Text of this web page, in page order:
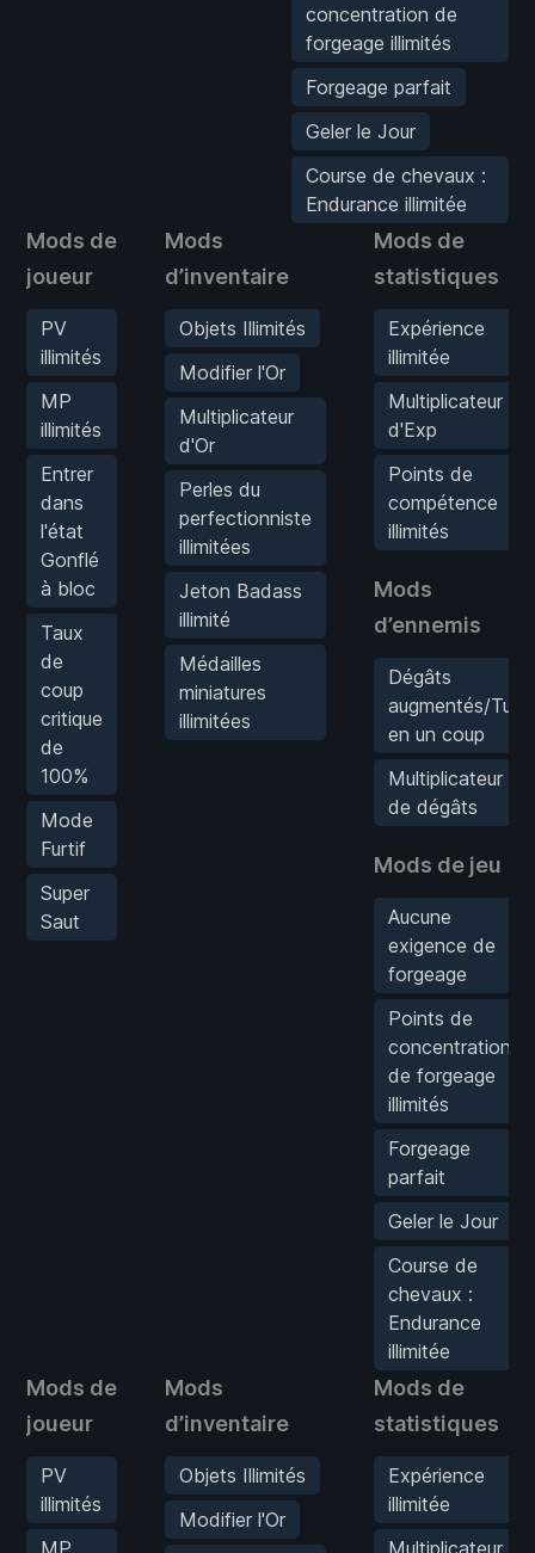
concentration de
forgeage illimités
Forgeage parfait
Geler le Jour
Course de chevaux :
Endurance illimitée
Mods de
joueur
PV
illimités
MP
illimités
Entrer
dans
l'état
Gonflé
à bloc
Taux
de
coup
critique
de
100%
Mode
Furtif
Super
Saut
Mods
d’inventaire
Objets Illimités
Modifier l'Or
Multiplicateur
d'Or
Perles du
perfectionniste
illimitées
Jeton Badass
illimité
Médailles
miniatures
illimitées
Mods de
statistiques
Expérience
illimitée
Multiplicateur
d'Exp
Points de
compétence
illimités
Mods
d’ennemis
Dégâts
augmentés/Tuer
en un coup
Multiplicateur
de dégâts
Mods de jeu
Aucune
exigence de
forgeage
Points de
concentration
de forgeage
illimités
Forgeage
parfait
Geler le Jour
Course de
chevaux :
Endurance
illimitée
Mods de
joueur
PV
illimités
MP
Mods
d’inventaire
Objets Illimités
Modifier l'Or
Mods de
statistiques
Expérience
illimitée
Multiplicateur